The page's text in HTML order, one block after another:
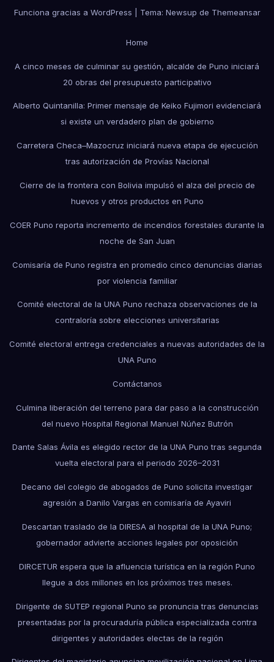
Funciona gracias a WordPress Tema: Newsup de Themeansar
Home
A cinco meses de culminar su gestión, alcalde de Puno iniciará
20 obras del presupuesto participativo
Alberto Quintanilla: Primer mensaje de Keiko Fujimori evidenciará
si existe un verdadero plan de gobierno
Carretera Checa–Mazocruz iniciará nueva etapa de ejecución
tras autorización de Provías Nacional
Cierre de la frontera con Bolivia impulsó el alza del precio de
huevos y otros productos en Puno
COER Puno reporta incremento de incendios forestales durante la
noche de San Juan
Comisaría de Puno registra en promedio cinco denuncias diarias
por violencia familiar
Comité electoral de la UNA Puno rechaza observaciones de la
contraloría sobre elecciones universitarias
Comité electoral entrega credenciales a nuevas autoridades de la
UNA Puno
Contáctanos
Culmina liberación del terreno para dar paso a la construcción
del nuevo Hospital Regional Manuel Núñez Butrón
Dante Salas Ávila es elegido rector de la UNA Puno tras segunda
vuelta electoral para el periodo 2026–2031
Decano del colegio de abogados de Puno solicita investigar
agresión a Danilo Vargas en comisaría de Ayaviri
Descartan traslado de la DIRESA al hospital de la UNA Puno;
gobernador advierte acciones legales por oposición
DIRCETUR espera que la afluencia turística en la región Puno
llegue a dos millones en los próximos tres meses.
Dirigente de SUTEP regional Puno se pronuncia tras denuncias
presentadas por la procuraduría pública especializada contra
dirigentes y autoridades electas de la región